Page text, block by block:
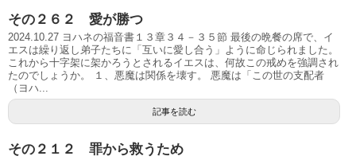
その２６２ 愛が勝つ
2024.10.27 ヨハネの福音書１３章３４－３５節 最後の晩餐の席で、イ
エスは繰り返し弟子たちに「互いに愛し合う」ように命じられました。
これから十字架に架かろうとされるイエスは、何故この戒めを強調され
たのでしょうか。 １、悪魔は関係を壊す。 悪魔は「この世の支配者
（ヨハ...
記事を読む
その２１２ 罪から救うため